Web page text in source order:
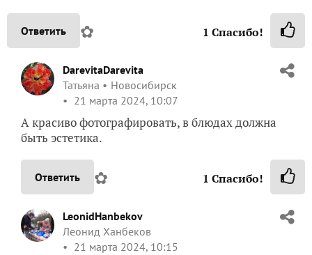
Ответить ✿ 1 Спасибо!
DarevitaDarevita
Татьяна
Новосибирск
21 марта 2024, 10:07
А красиво фотографировать, в блюдах должна
быть эстетика.
Ответить ✿ 1 Спасибо!
LeonidHanbekov
Леонид Ханбеков
21 марта 2024, 10:15